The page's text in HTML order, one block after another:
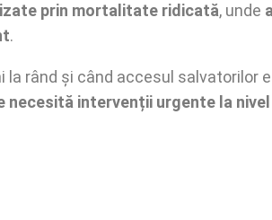
prin mortalitate ridicată, unde
.
la rând și când accesul salvatorilor
necesită intervenții urgente la